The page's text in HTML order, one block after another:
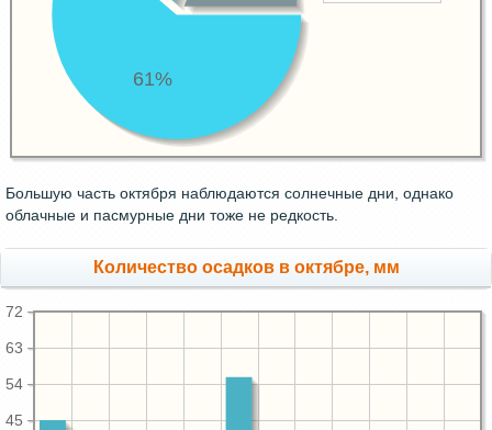
61%
Большую часть октября наблюдаются солнечные дни, однако
облачные и пасмурные дни тоже не редкость.
Количество осадков в октябре, мм
45
54
63
72